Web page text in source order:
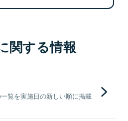
関する情報
覧を実施日の新しい順に掲載